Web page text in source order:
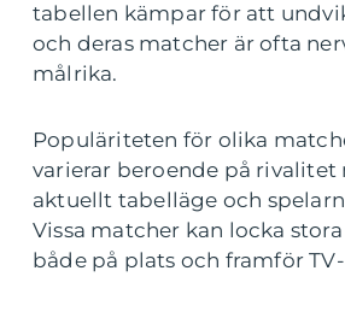
tabellen kämpar för att
och deras matcher är ofta
målrika.
Populäriteten för olika
varierar beroende på rivalitet
aktuellt tabelläge och
Vissa matcher kan locka
både på plats och framför